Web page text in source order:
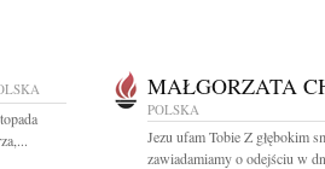
MAŁGORZATA
POLSKA
Jezu ufam Tobie Z głębokim
zawiadamiamy o odejściu w